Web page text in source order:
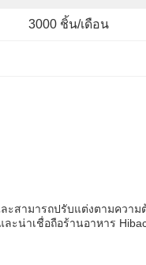
3000 ชิ้น/เดือน
ามารถปรับแต่งตามความ
าเชื่อถือร้านอาหาร